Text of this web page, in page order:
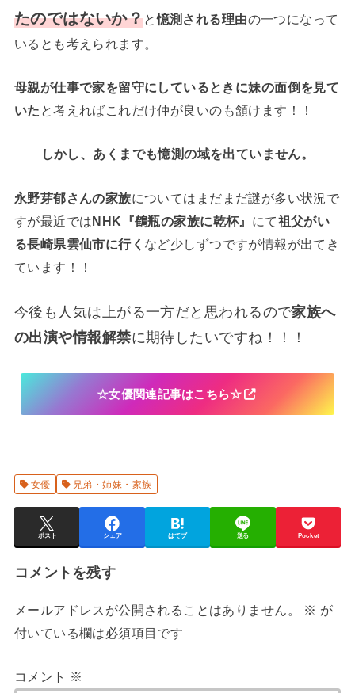
たのではないか？と憶測される理由の一つになって
いるとも考えられます。
母親が仕事で家を留守にしているときに妹の面倒を見て
いた と考えればこれだけ仲が良いのも頷けます！！
しかし、あくまでも憶測の域を出ていません。
永野芽郁さんの家族についてはまだまだ謎が多い状況で
すが最近ではNHK『鶴瓶の家族に乾杯』 にて祖父がい
る長崎県雲仙市に行く など少しずつですが情報が出てき
ています！！
今後も人気は上がる一方だと思われるので家族へ
の出演や情報解禁に期待したいですね！！！
☆女優関連記事はこちら☆
女優 兄弟・姉妹・家族
ポスト シェア はてブ 送る Pocket
コメントを残す
メールアドレスが公開されることはありません。 ※ が
付いている欄は必須項目です
コメント ※